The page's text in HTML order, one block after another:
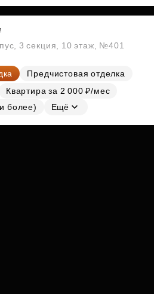
3 секция, 10 этаж, №401
Предчистовая отделка
Квартира за 2 000 ₽/мес
более)
Ещё